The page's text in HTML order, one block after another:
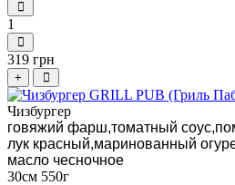
1
319 грн
+
Чизбургер
говяжий фарш,томатный
лук красный,маринованный
масло чесночное
30см 550г